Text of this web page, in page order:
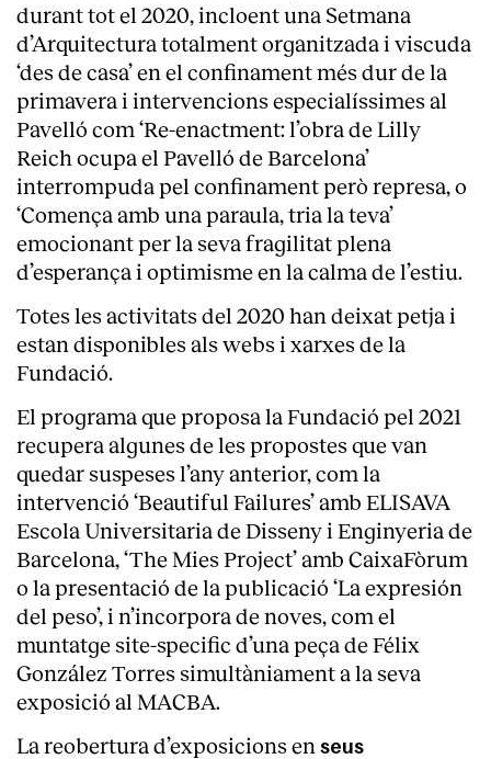
durant tot el 2020, incloent una Setmana
d’Arquitectura totalment organitzada i viscuda
‘des de casa’ en el confinament més dur de la
primavera i intervencions especialíssimes al
Pavelló com ‘Re-enactment: l’obra de Lilly
Reich ocupa el Pavelló de Barcelona’
interrompuda pel confinament però represa, o
‘Comença amb una paraula, tria la teva’
emocionant per la seva fragilitat plena
d’esperança i optimisme en la calma de l’estiu.
Totes les activitats del 2020 han deixat petja i
estan disponibles als webs i xarxes de la
Fundació.
El programa que proposa la Fundació pel 2021
recupera algunes de les propostes que van
quedar suspeses l’any anterior, com la
intervenció ‘Beautiful Failures’ amb ELISAVA
Escola Universitaria de Disseny i Enginyeria de
Barcelona, ‘The Mies Project’ amb CaixaFòrum
o la presentació de la publicació ‘La expresión
del peso’, i n’incorpora de noves, com el
muntatge site-specific d’una peça de Félix
González Torres simultàniament a la seva
exposició al MACBA.
La reobertura d’exposicions en seus